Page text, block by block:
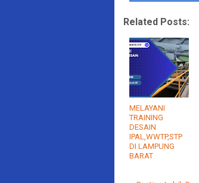
Related Posts:
MELAYANI
TRAINING
DESAIN
IPAL,WWTP,STP
DI LAMPUNG
BARAT